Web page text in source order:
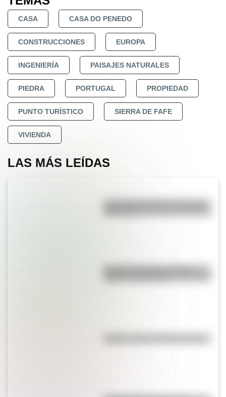
CASA CASA DO PENEDO
CONSTRUCCIONES EUROPA
INGENIERÍA PAISAJES NATURALES
PIEDRA PORTUGAL PROPIEDAD
PUNTO TURÍSTICO SIERRA DE FAFE
VIVIENDA
LAS MÁS LEÍDAS
Bandera de Bolivia: historia,